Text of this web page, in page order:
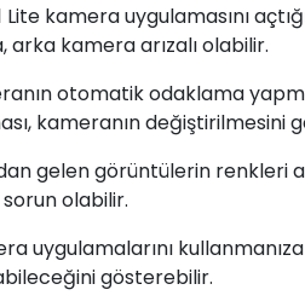
Lite kamera uygulamasını
kamera arızalı olabilir.
otomatik odaklama
kameranın değiştirilmesini
gelen görüntülerin renkleri
olabilir.
uygulamalarını
gösterebilir.